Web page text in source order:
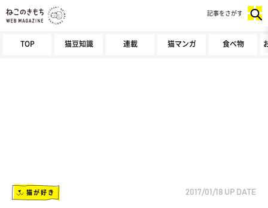
TOP 猫豆知識 連載 猫マンガ 食べ物
記事をさがす
猫が好き 2017/01/18 UP DATE